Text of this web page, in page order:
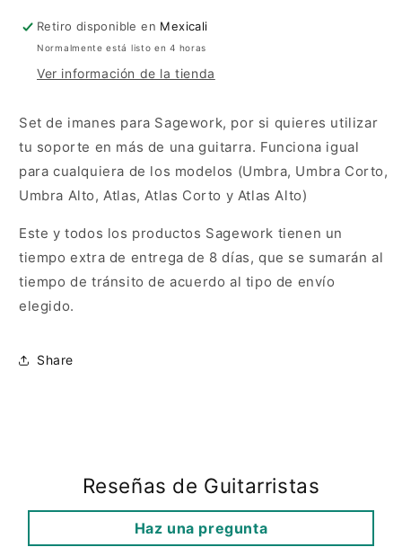
Retiro disponible en Mexicali
Normalmente está listo en 4 horas
Ver información de la tienda
Set de imanes para Sagework, por si quieres utilizar
tu soporte en más de una guitarra. Funciona igual
para cualquiera de los modelos (Umbra, Umbra Corto,
Umbra Alto, Atlas, Atlas Corto y Atlas Alto)
Este y todos los productos Sagework tienen un
tiempo extra de entrega de 8 días, que se sumarán al
tiempo de tránsito de acuerdo al tipo de envío
elegido.
Share
Reseñas de Guitarristas
Haz una pregunta